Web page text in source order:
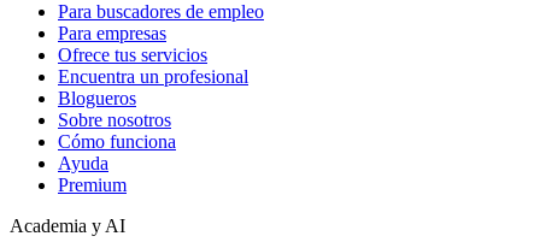
Para buscadores de empleo
Para empresas
Ofrece tus servicios
Encuentra un profesional
Blogueros
Sobre nosotros
Cómo funciona
Ayuda
Premium
Academia y AI